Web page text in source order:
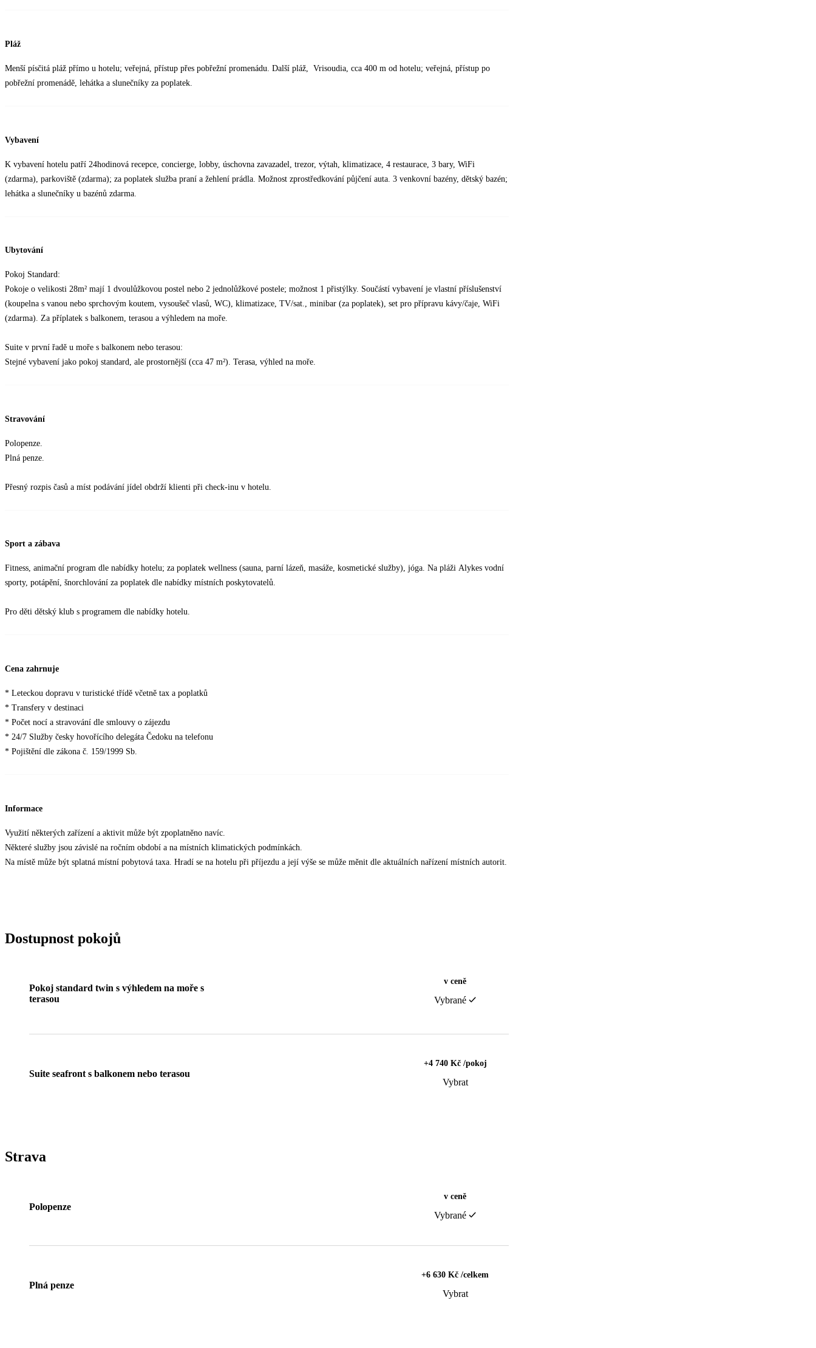
Pláž
Menší písčitá pláž přímo u hotelu; veřejná, přístup přes pobřežní promenádu. Další pláž, Vrisoudia, cca 400 m od hotelu; veřejná, přístup po
pobřežní promenádě, lehátka a slunečníky za poplatek.
Vybavení
K vybavení hotelu patří 24hodinová recepce, concierge, lobby, úschovna zavazadel, trezor, výtah, klimatizace, 4 restaurace, 3 bary, WiFi
(zdarma), parkoviště (zdarma); za poplatek služba praní a žehlení prádla. Možnost zprostředkování půjčení auta. 3 venkovní bazény, dětský bazén;
lehátka a slunečníky u bazénů zdarma.
Ubytování
Pokoj Standard:
Pokoje o velikosti 28m² mají 1 dvoulůžkovou postel nebo 2 jednolůžkové postele; možnost 1 přistýlky. Součástí vybavení je vlastní příslušenství
(koupelna s vanou nebo sprchovým koutem, vysoušeč vlasů, WC), klimatizace, TV/sat., minibar (za poplatek), set pro přípravu kávy/čaje, WiFi
(zdarma). Za příplatek s balkonem, terasou a výhledem na moře.
Suite v první řadě u moře s balkonem nebo terasou:
Stejné vybavení jako pokoj standard, ale prostornější (cca 47 m²). Terasa, výhled na moře.
Stravování
Polopenze.
Plná penze.
Přesný rozpis časů a míst podávání jídel obdrží klienti při check-inu v hotelu.
Sport a zábava
Fitness, animační program dle nabídky hotelu; za poplatek wellness (sauna, parní lázeň, masáže, kosmetické služby), jóga. Na pláži Alykes vodní
sporty, potápění, šnorchlování za poplatek dle nabídky místních poskytovatelů.
Pro děti dětský klub s programem dle nabídky hotelu.
Cena zahrnuje
* Leteckou dopravu v turistické třídě včetně tax a poplatků
* Transfery v destinaci
* Počet nocí a stravování dle smlouvy o zájezdu
* 24/7 Služby česky hovořícího delegáta Čedoku na telefonu
* Pojištění dle zákona č. 159/1999 Sb.
Informace
Využití některých zařízení a aktivit může být zpoplatněno navíc.
Některé služby jsou závislé na ročním období a na místních klimatických podmínkách.
Na místě může být splatná místní pobytová taxa. Hradí se na hotelu při příjezdu a její výše se může měnit dle aktuálních nařízení místních autorit.
Dostupnost pokojů
Pokoj standard twin s výhledem na moře s
terasou
v ceně
Vybrané
Suite seafront s balkonem nebo terasou
+4 740 Kč /pokoj
Vybrat
Strava
Polopenze
v ceně
Vybrané
Plná penze
+6 630 Kč /celkem
Vybrat